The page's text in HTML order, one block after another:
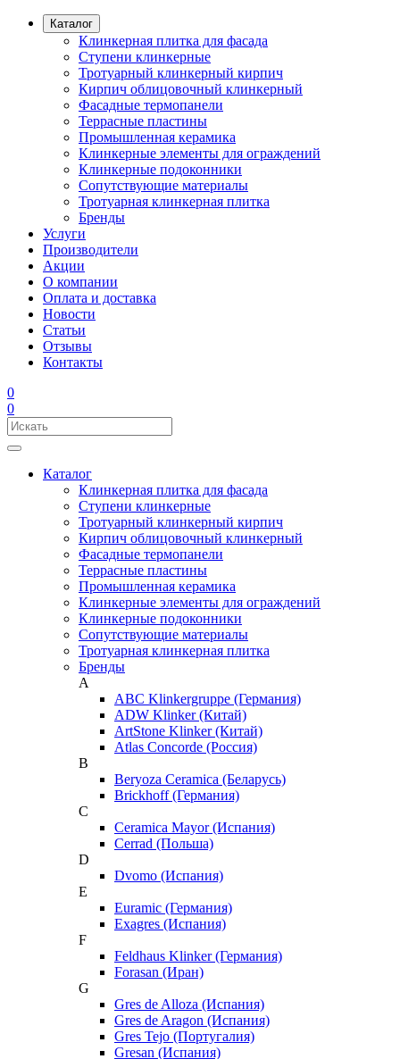
Каталог
Клинкерная плитка для фасада
Ступени клинкерные
Тротуарный клинкерный кирпич
Кирпич облицовочный клинкерный
Фасадные термопанели
Террасные пластины
Промышленная керамика
Клинкерные элементы для ограждений
Клинкерные подоконники
Сопутствующие материалы
Тротуарная клинкерная плитка
Бренды
Услуги
Производители
Акции
О компании
Оплата и доставка
Новости
Статьи
Отзывы
Контакты
0
0
Каталог
Клинкерная плитка для фасада
Ступени клинкерные
Тротуарный клинкерный кирпич
Кирпич облицовочный клинкерный
Фасадные термопанели
Террасные пластины
Промышленная керамика
Клинкерные элементы для ограждений
Клинкерные подоконники
Сопутствующие материалы
Тротуарная клинкерная плитка
Бренды
A
ABC Klinkergruppe (Германия)
ADW Klinker (Китай)
ArtStone Klinker (Китай)
Atlas Concorde (Россия)
B
Beryoza Ceramica (Беларусь)
Brickhoff (Германия)
C
Ceramica Mayor (Испания)
Cerrad (Польша)
D
Dvomo (Испания)
E
Euramic (Германия)
Exagres (Испания)
F
Feldhaus Klinker (Германия)
Forasan (Иран)
G
Gres de Alloza (Испания)
Gres de Aragon (Испания)
Gres Tejo (Португалия)
Gresan (Испания)